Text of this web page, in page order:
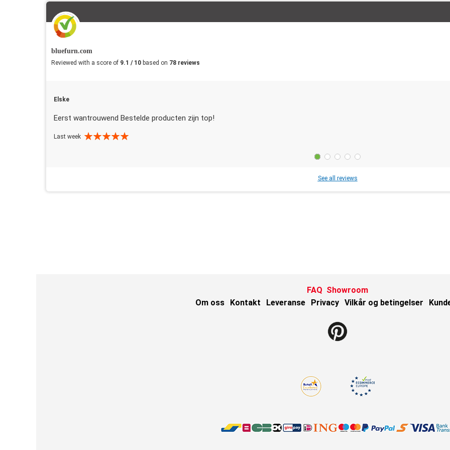
bluefurn.com
Reviewed with a score of 9.1 / 10 based on 78 reviews
Elske
Eerst wantrouwend Bestelde producten zijn top!
Last week
See all reviews
FAQ Showroom
Om oss
Kontakt Leveranse Privacy Vilkår og betingelser